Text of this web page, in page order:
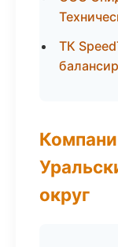
ТК
округ